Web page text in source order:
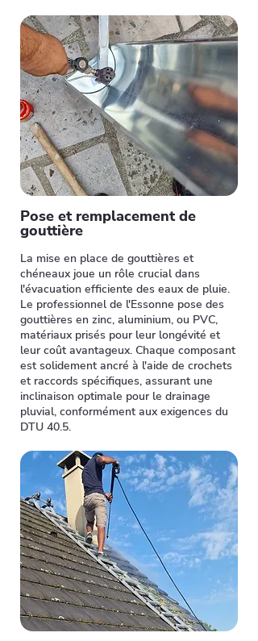
Pose et remplacement de
gouttière
La mise en place de gouttières et
chéneaux joue un rôle crucial dans
l'évacuation efficiente des eaux de pluie.
Le professionnel de l'Essonne pose des
gouttières en zinc, aluminium, ou PVC,
matériaux prisés pour leur longévité et
leur coût avantageux. Chaque composant
est solidement ancré à l'aide de crochets
et raccords spécifiques, assurant une
inclinaison optimale pour le drainage
pluvial, conformément aux exigences du
DTU 40.5.